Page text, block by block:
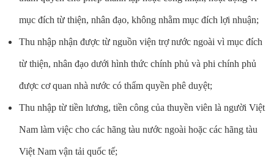
mục đích từ thiện, nhân đạo, không nhằm mục đích lợi nhuận;
Thu nhập nhận được từ nguồn viện trợ nước ngoài vì mục đích
từ thiện, nhân đạo dưới hình thức chính phủ và phi chính phủ
được cơ quan nhà nước có thẩm quyền phê duyệt;
Thu nhập từ tiền lương, tiền công của thuyền viên là người Việt
Nam làm việc cho các hãng tàu nước ngoài hoặc các hãng tàu
Việt Nam vận tải quốc tế;